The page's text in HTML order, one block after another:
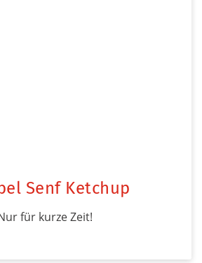
Senf Ketchup
für kurze Zeit!